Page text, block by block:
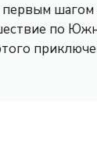
первым
по